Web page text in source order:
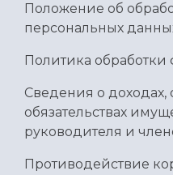
Положение об
персональных
Политика обработки
Сведения о доходах,
обязательствах
руководителя и
Противодействие